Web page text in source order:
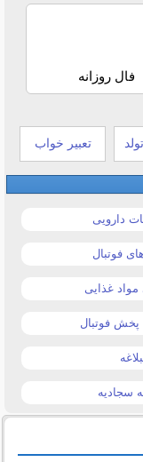
فال روزانه
تعبیر خواب
دارویی
فوتبال
مواد غذایی
پخش فوتبال
سجادیه